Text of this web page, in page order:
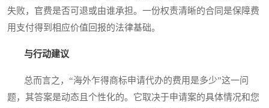
失败，官费是否可退或由谁承担。一份权责清晰的合同是保障费
用支付得到相应价值回报的法律基础。
与行动建议
总而言之，“海外乍得商标申请代办的费用是多少”这一问
题，其答案是动态且个性化的。它取决于申请案的具体情况和您